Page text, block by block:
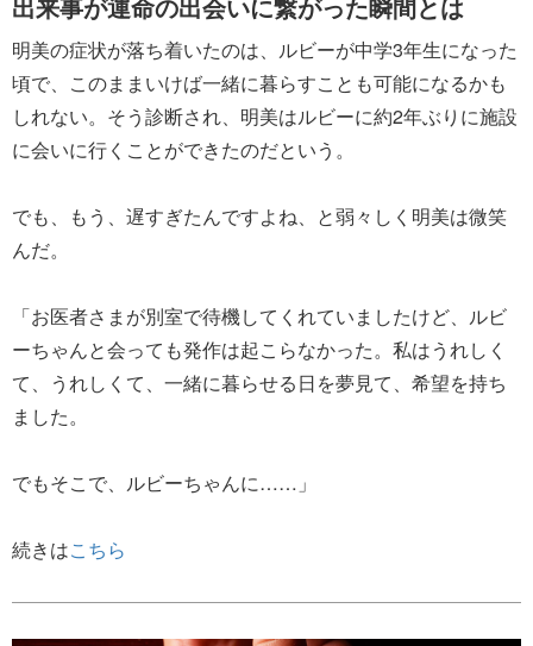
明美の症状が落ち着いたのは、ルビーが中学3年生になった
頃で、このままいけば一緒に暮らすことも可能になるかも
しれない。そう診断され、明美はルビーに約2年ぶりに施設
に会いに行くことができたのだという。
でも、もう、遅すぎたんですよね、と弱々しく明美は微笑
んだ。
「お医者さまが別室で待機してくれていましたけど、ルビ
ーちゃんと会っても発作は起こらなかった。私はうれしく
て、うれしくて、一緒に暮らせる日を夢見て、希望を持ち
ました。
でもそこで、ルビーちゃんに……」
続きはこちら